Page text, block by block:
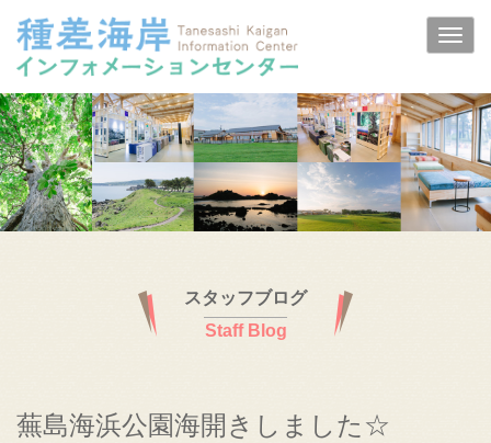
スタッフブログ
Staff Blog
蕪島海浜公園海開きしました☆